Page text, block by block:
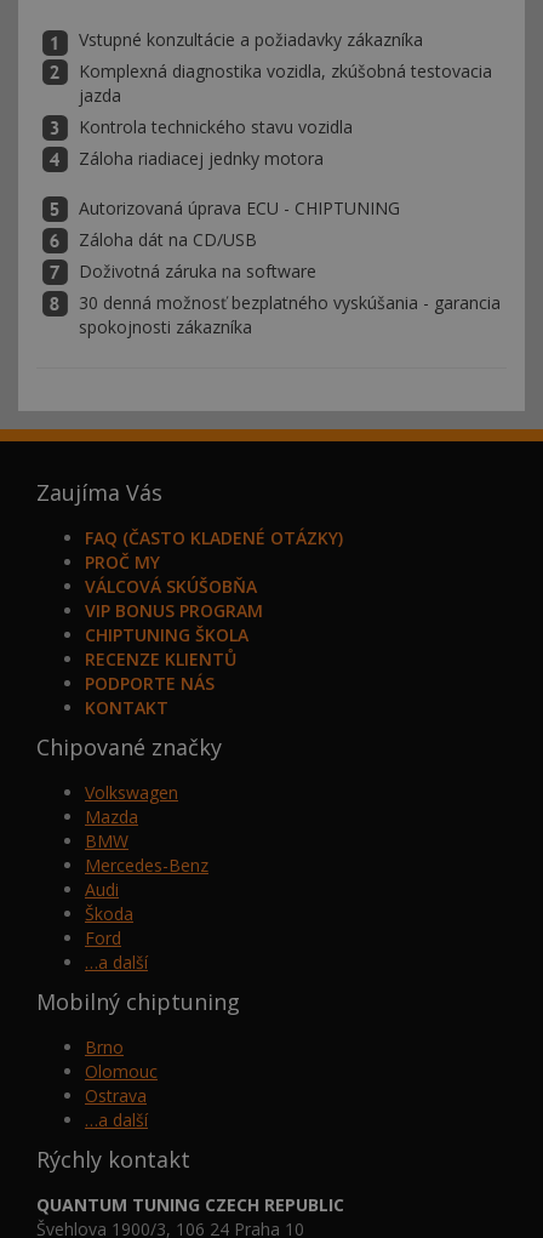
Vstupné konzultácie a požiadavky zákazníka
Komplexná diagnostika vozidla, zkúšobná testovacia
jazda
Kontrola technického stavu vozidla
Záloha riadiacej jednky motora
Autorizovaná úprava ECU - CHIPTUNING
Záloha dát na CD/USB
Doživotná záruka na software
30 denná možnosť bezplatného vyskúšania - garancia
spokojnosti zákazníka
Zaujíma Vás
FAQ (ČASTO KLADENÉ OTÁZKY)
PROČ MY
VÁLCOVÁ SKÚŠOBŇA
VIP BONUS PROGRAM
CHIPTUNING ŠKOLA
RECENZE KLIENTŮ
PODPORTE NÁS
KONTAKT
Chipované značky
Volkswagen
Mazda
BMW
Mercedes-Benz
Audi
Škoda
Ford
…a další
Mobilný chiptuning
Brno
Olomouc
Ostrava
…a další
Rýchly kontakt
QUANTUM TUNING CZECH REPUBLIC
Švehlova 1900/3, 106 24 Praha 10